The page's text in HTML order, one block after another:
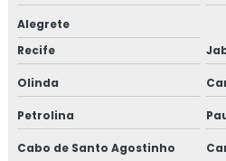
Alegrete
Recife
Olinda
Petrolina
Cabo de Santo Agostinho